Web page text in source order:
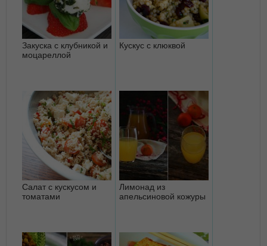
Закуска с клубникой и
моцареллой
Кускус с клюквой
Салат с кускусом и
томатами
Лимонад из
апельсиновой кожуры